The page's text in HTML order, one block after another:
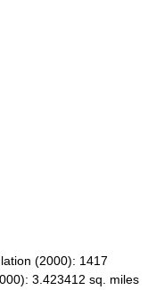
(2000): 1417
3.423412 sq. miles